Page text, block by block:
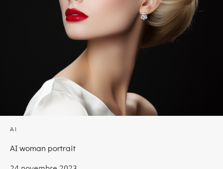
AI
AI woman portrait